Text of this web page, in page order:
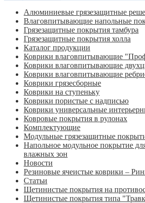
Алюминиевые грязезащитные
Влаговпитывающие напольные
Грязезащитные покрытия тамбура
Грязезащитные покрытия холла
Каталог продукции
Коврики влаговпитывающие
Коврики влаговпитывающие
Коврики влаговпитывающие
Коврики грязесборные
Коврики на ступеньку
Коврики пористые с надписью
Коврики универсальные
Ковровые покрытия в рулонах
Комплектующие
Модульные грязезащитные
Напольное модульное покрытие
влажных зон
Новости
Резиновые ячеистые коврики –
Статьи
Щетинистые покрытия на
Щетинистые покрытия типа